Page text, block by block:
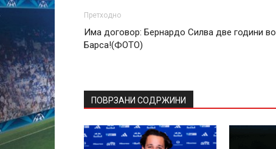
Претходно
Има договор: Бернардо Силва две години во
Барса!(ФОТО)
ПОВРЗАНИ СОДРЖИНИ